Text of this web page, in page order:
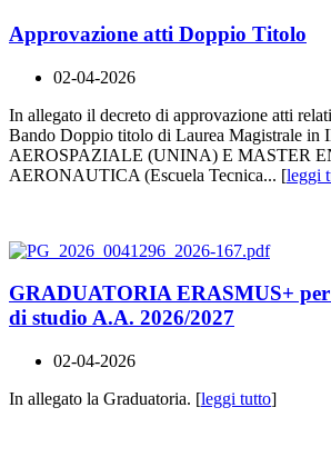
Approvazione atti Doppio Titolo
02-04-2026
In allegato il decreto di approvazione atti
Bando Doppio titolo di Laurea Magistrale
AEROSPAZIALE (UNINA) E MASTER
AERONAUTICA (Escuela Tecnica... [leggi
GRADUATORIA ERASMUS+
di studio A.A. 2026/2027
02-04-2026
In allegato la Graduatoria. [leggi tutto]